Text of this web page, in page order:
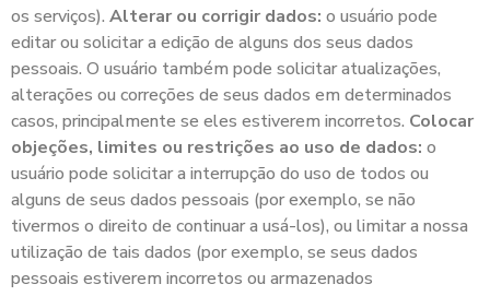
os serviços). Alterar ou corrigir dados: o usuário pode
editar ou solicitar a edição de alguns dos seus dados
pessoais. O usuário também pode solicitar atualizações,
alterações ou correções de seus dados em determinados
casos, principalmente se eles estiverem incorretos. Colocar
objeções, limites ou restrições ao uso de dados: o
usuário pode solicitar a interrupção do uso de todos ou
alguns de seus dados pessoais (por exemplo, se não
tivermos o direito de continuar a usá-los), ou limitar a nossa
utilização de tais dados (por exemplo, se seus dados
pessoais estiverem incorretos ou armazenados